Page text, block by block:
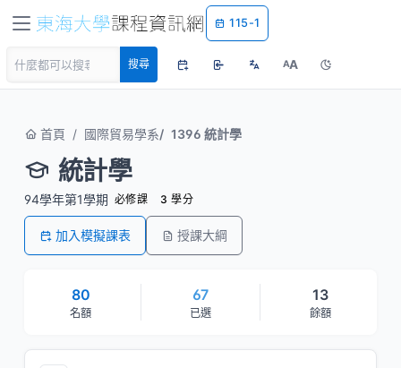
115-1
搜尋 AA
首頁 國際貿易學系 1396 統計學
統計學
94學年第1學期 必修課 3 學分
加入模擬課表 授課大綱
80
名額
67
已選
13
餘額